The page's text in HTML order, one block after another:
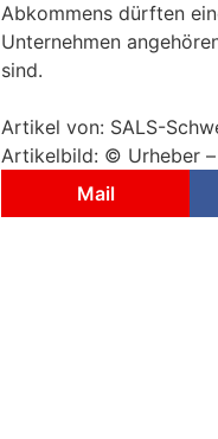
Abkommens dürften
Unternehmen
sind.
Artikel von: SALS-
Artikelbild: © Urheber
Mail